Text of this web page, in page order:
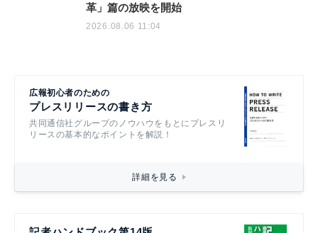
革」篇の放映を開始
2026.08.06 11:04
広報初心者のための
プレスリリースの書き方
共同通信社グループのノウハウをもとにプレスリ
リースの基本的なポイントを解説！
詳細を見る